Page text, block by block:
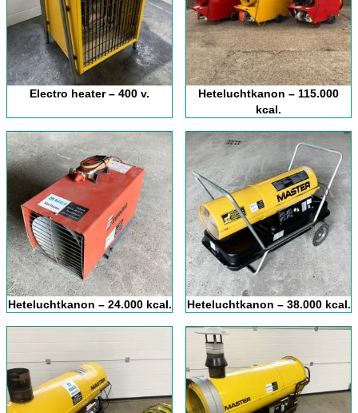
Electro heater – 400 v.
Heteluchtkanon – 115.000
kcal.
Heteluchtkanon – 24.000 kcal. Heteluchtkanon – 38.000 kcal.